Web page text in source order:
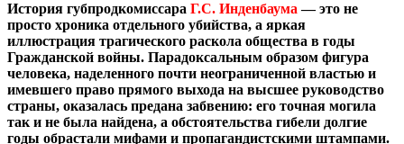
История губпродкомиссара Г.С. Инденбаума— это не
просто хроника отдельного убийства, а яркая
иллюстрация трагического раскола общества в годы
Гражданской войны. Парадоксальным образом фигура
человека, наделенного почти неограниченной властью и
имевшего право прямого выхода на высшее руководство
страны, оказалась предана забвению: его точная могила
так и не была найдена, а обстоятельства гибели долгие
годы обрастали мифами и пропагандистскими штампами.